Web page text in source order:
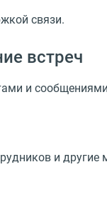
связи.
встреч
и
и